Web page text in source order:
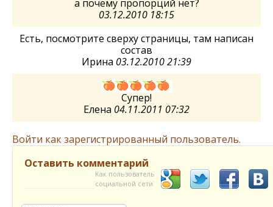
а почему пропорций нет?
03.12.2010 18:15
Есть, посмотрите сверху страницы, там написан
состав
Ирина 03.12.2010 21:39
Супер!
Елена 04.11.2011 07:32
Войти как зарегистрированный пользователь.
Оставить комментарий
Как пользователь
социальной сети